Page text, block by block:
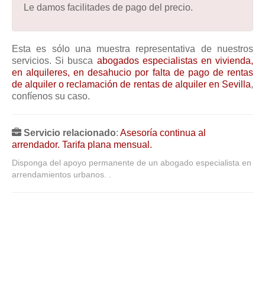
Le damos facilitades de pago del precio.
Esta es sólo una muestra representativa de nuestros
servicios. Si busca abogados especialistas en vivienda,
en alquileres, en desahucio por falta de pago de rentas
de alquiler o reclamación de rentas de alquiler en Sevilla,
confíenos su caso.
Servicio relacionado: Asesoría continua al
arrendador. Tarifa plana mensual.
Disponga del apoyo permanente de un abogado especialista en
arrendamientos urbanos. .